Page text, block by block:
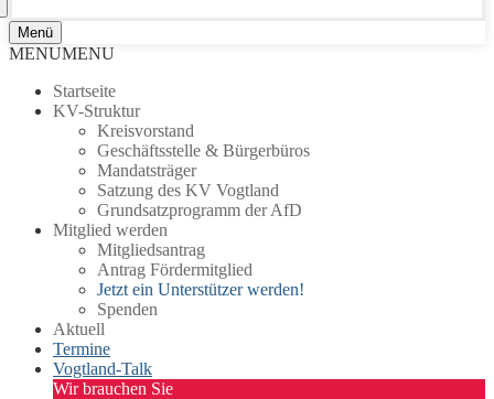
Menü
MENUMENU
Startseite
KV-Struktur
Kreisvorstand
Geschäftsstelle & Bürgerbüros
Mandatsträger
Satzung des KV Vogtland
Grundsatzprogramm der AfD
Mitglied werden
Mitgliedsantrag
Antrag Fördermitglied
Jetzt ein Unterstützer werden!
Spenden
Aktuell
Termine
Vogtland-Talk
Wir brauchen Sie